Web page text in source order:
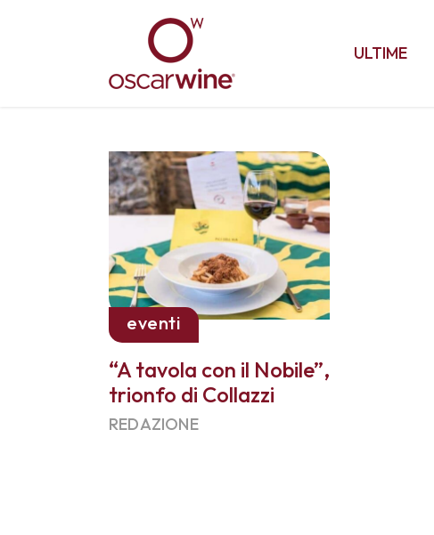
ULTIME
eventi
“A tavola con il Nobile”,
trionfo di Collazzi
REDAZIONE